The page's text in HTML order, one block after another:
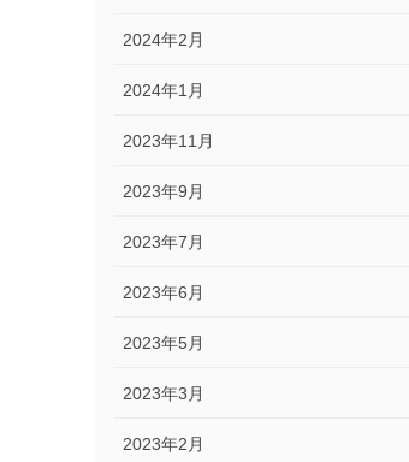
2024年2月
2024年1月
2023年11月
2023年9月
2023年7月
2023年6月
2023年5月
2023年3月
2023年2月